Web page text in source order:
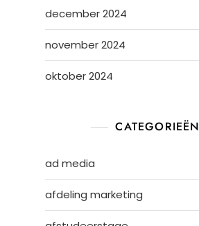
december 2024
november 2024
oktober 2024
CATEGORIEËN
ad media
afdeling marketing